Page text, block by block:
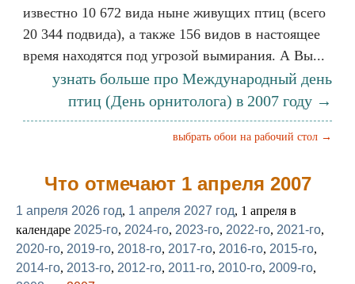
известно 10 672 вида ныне живущих птиц (всего
20 344 подвида), а также 156 видов в настоящее
время находятся под угрозой вымирания. А Вы...
узнать больше про Международный день
птиц (День орнитолога) в 2007 году →
выбрать обои на рабочий стол →
Что отмечают 1 апреля 2007
1 апреля 2026 год, 1 апреля 2027 год, 1 апреля в
календаре 2025-го, 2024-го, 2023-го, 2022-го, 2021-го,
2020-го, 2019-го, 2018-го, 2017-го, 2016-го, 2015-го,
2014-го, 2013-го, 2012-го, 2011-го, 2010-го, 2009-го,